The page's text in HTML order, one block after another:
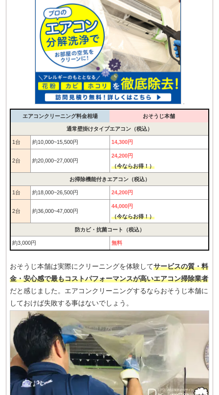
エアコンクリーニング料金相場 おそうじ本舗
通常壁掛けタイプエアコン（税込）
1台 約10,000~15,500円 14,300円
2台 約20,000~27,000円
24,200円
（今ならお得！）
お掃除機能付きエアコン（税込）
1台 約18,000~26,500円 24,200円
2台 約36,000~47,000円
44,000円
（今ならお得！）
防カビ・抗菌コート（税込）
約3,000円 無料
おそうじ本舗は実際にクリーニングを体験してサービスの質・料
金・安心感で最もコストパフォーマンスが高いエアコン掃除業者
だと感じました。エアコンクリーニングするならおそうじ本舗に
しておけば失敗する事はないでしょう。